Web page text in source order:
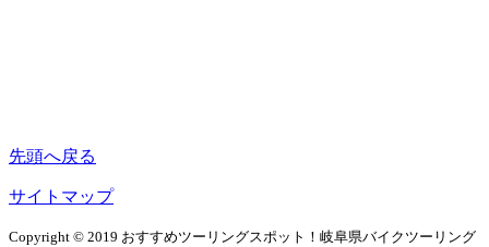
先頭へ戻る
サイトマップ
Copyright © 2019 おすすめツーリングスポット！岐阜県バイクツーリング